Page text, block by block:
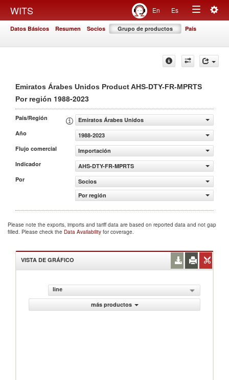
WITS En Es
Toggle
Datos Básicos Resumen Socios Grupo de productos País
Emiratos Árabes Unidos Product AHS-DTY-FR-MPRTS
Por región 1988-2023
País/Región
Emiratos Árabes Unidos
Año
1988-2023
Flujo comercial
Importación
Indicador
AHS-DTY-FR-MPRTS
Por
Socios
Por región
Please note the exports, imports and tariff data are based on reported data and not gap
filled. Please check the Data Availability for coverage.
VISTA DE GRÁFICO
line
más productos